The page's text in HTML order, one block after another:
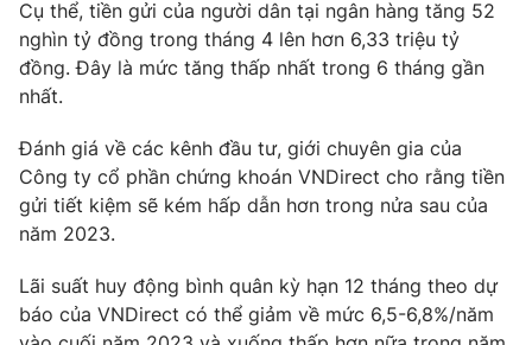
® Cấm sao chép dưới mọi hình thức nếu không có sự chấp
thông tin từ website này.
Cụ thể, tiền gửi của người dân tại ngân hàng tăng 52
nghìn tỷ đồng trong tháng 4 lên hơn 6,33 triệu tỷ
đồng. Đây là mức tăng thấp nhất trong 6 tháng gần
nhất.
Đánh giá về các kênh đầu tư, giới chuyên gia của
Công ty cổ phần chứng khoán VNDirect cho rằng tiền
gửi tiết kiệm sẽ kém hấp dẫn hơn trong nửa sau của
năm 2023.
Lãi suất huy động bình quân kỳ hạn 12 tháng theo dự
báo của VNDirect có thể giảm về mức 6,5-6,8%/năm